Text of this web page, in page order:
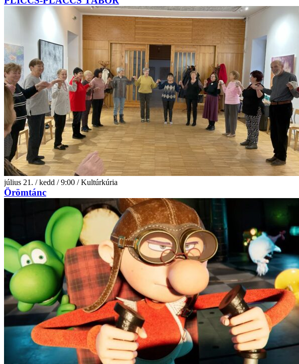
július 21. / kedd / 9:00 / Kultúrkúria
Örömtánc